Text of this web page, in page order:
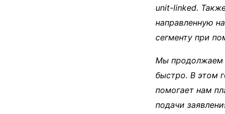
unit-linked.
направленную
сегменту при
Мы продолжаем
быстро. В этом
помогает нам
подачи